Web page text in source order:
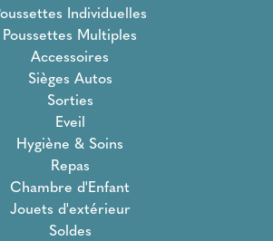
Individuelles
Poussettes Multiples
Accessoires
Sièges Autos
Sorties
Eveil
Hygiène & Soins
Repas
Chambre d'Enfant
Jouets d'extérieur
Soldes